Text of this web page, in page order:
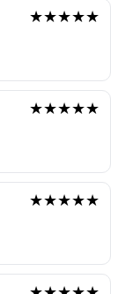
★★★★★
★★★★★
★★★★★